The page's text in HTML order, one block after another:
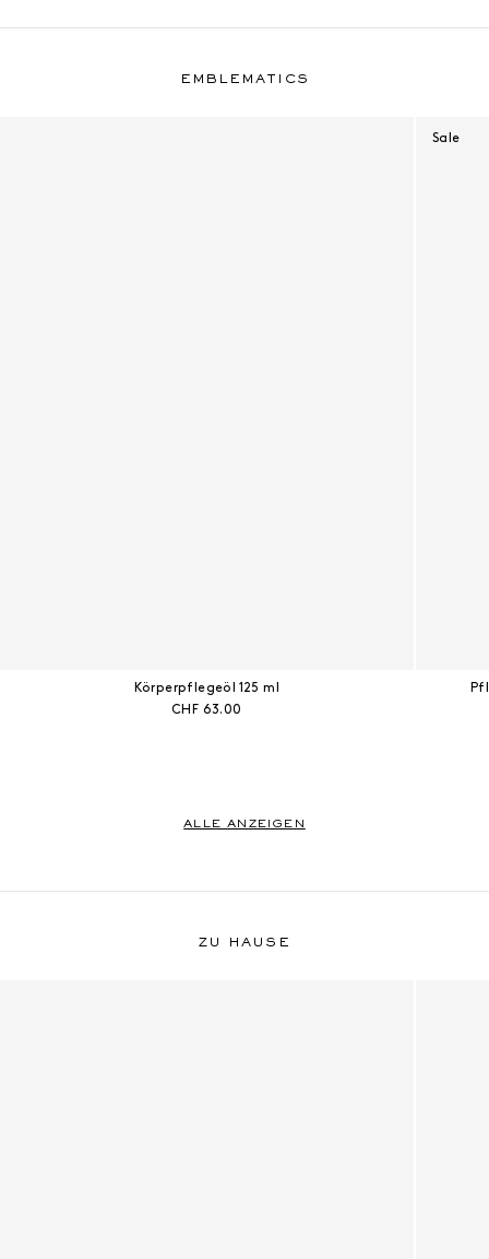
EMBLEMATICS
Körperpflegeöl 125 ml
Aktueller Preis:
CHF 63.00
Sale
ALLE ANZEIGEN
ZU HAUSE